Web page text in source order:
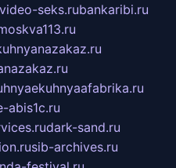
video-seks.rubankaribi.ru
abis1c.ru
dark-sand.ru
sib-archives.ru